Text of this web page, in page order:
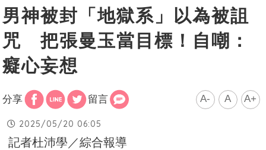
男神被封「地獄系」以為被詛
咒 把張曼玉當目標！自嘲：
癡心妄想
分享 留言 A- A A+
2025/05/20 06:05
記者杜沛學／綜合報導